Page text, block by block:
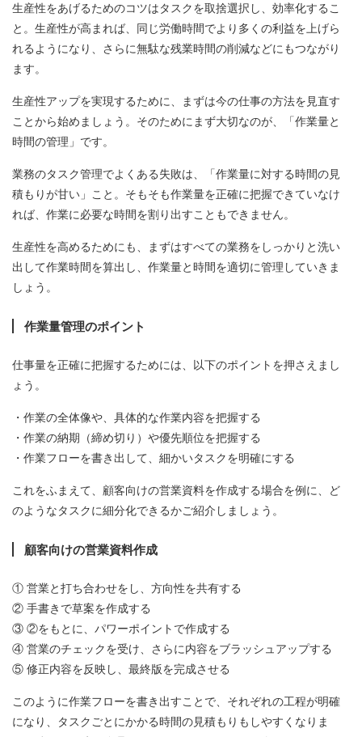
生産性をあげるためのコツはタスクを取捨選択し、効率化するこ
と。生産性が高まれば、同じ労働時間でより多くの利益を上げら
れるようになり、さらに無駄な残業時間の削減などにもつながり
ます。
生産性アップを実現するために、まずは今の仕事の方法を見直す
ことから始めましょう。そのためにまず大切なのが、「作業量と
時間の管理」です。
業務のタスク管理でよくある失敗は、「作業量に対する時間の見
積もりが甘い」こと。そもそも作業量を正確に把握できていなけ
れば、作業に必要な時間を割り出すこともできません。
生産性を高めるためにも、まずはすべての業務をしっかりと洗い
出して作業時間を算出し、作業量と時間を適切に管理していきま
しょう。
作業量管理のポイント
仕事量を正確に把握するためには、以下のポイントを押さえまし
ょう。
・作業の全体像や、具体的な作業内容を把握する
・作業の納期（締め切り）や優先順位を把握する
・作業フローを書き出して、細かいタスクを明確にする
これをふまえて、顧客向けの営業資料を作成する場合を例に、ど
のようなタスクに細分化できるかご紹介しましょう。
顧客向けの営業資料作成
① 営業と打ち合わせをし、方向性を共有する
② 手書きで草案を作成する
③ ②をもとに、パワーポイントで作成する
④ 営業のチェックを受け、さらに内容をブラッシュアップする
⑤ 修正内容を反映し、最終版を完成させる
このように作業フローを書き出すことで、それぞれの工程が明確
になり、タスクごとにかかる時間の見積もりもしやすくなりま